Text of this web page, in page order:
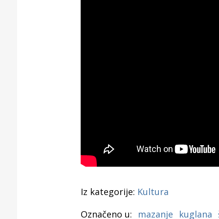
Iz kategorije: Kultura
Označeno u:
mazanje kuglana